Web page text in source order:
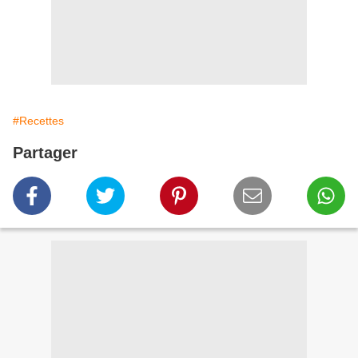
#Recettes
Partager